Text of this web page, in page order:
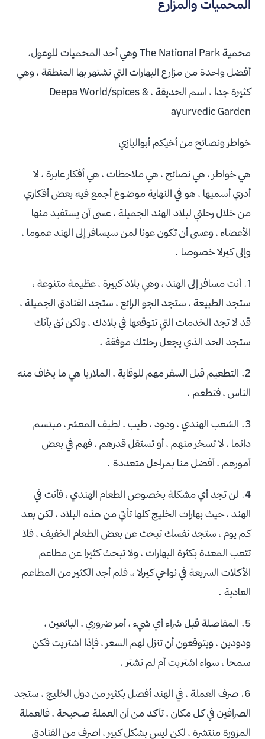
المحميات والمزارع
محمية The National Park وهي أحد المحميات للوعول.
أفضل واحدة من مزارع البهارات التي تشتهر بها المنطقة ، وهي
كثيرة جدا ، اسم الحديقة ، Deepa World/spices &
ayurvedic Garden
خواطر ونصائح من أخيكم أبواليازي
هي خواطر ، هي نصائح ، هي ملاحظات ، هي أفكار عابرة ، لا
أدري أسميها ، هو في النهاية موضوع أجمع فيه بعض أفكاري
من خلال رحلتي لبلاد الهند الجميلة ، عسى أن يستفيد منها
الأعضاء ، وعسى أن تكون عونا لمن سيسافر إلى الهند عموما ،
وإلى كيرلا خصوصا .
1. أنت مسافر إلى الهند ، وهي بلاد كبيرة ، عظيمة متنوعة ،
ستجد الطبيعة ، ستجد الجو الرائع ، ستجد الفنادق الجميلة ،
قد لا تجد الخدمات التي تتوقعها في بلادك ، ولكن ثق بأنك
ستجد الحد الذي يجعل رحلتك موفقة .
2. التطعيم قبل السفر مهم للوقاية ، الملاريا هي ما يخاف منه
الناس ، فتطعم .
3. الشعب الهندي ، ودود ، طيب ، لطيف المعشر ، مبتسم
دائما ، لا تسخر منهم ، أو تستقل قدرهم ، فهم في بعض
أمورهم ، أفضل منا بمراحل متعددة .
4. لن تجد أي مشكلة بخصوص الطعام الهندي ، فأنت في
الهند ، حيث بهارات الخليج كلها تأتي من هذه البلاد ، لكن بعد
كم يوم ، ستجد نفسك تبحث عن بعض الطعام الخفيف ، فلا
تتعب المعدة بكثرة البهارات ، ولا تبحث كثيرا عن مطاعم
الأكلات السريعة في نواحي كيرلا ،، فلم أجد الكثير من المطاعم
العادية .
5. المفاصلة قبل شراء أي شيء ، أمر ضروري ، البائعين ،
ودودين ، ويتوقعون أن تنزل لهم السعر ، فإذا اشتريت فكن
سمحا ، سواء اشتريت أم لم تشتر .
6. صرف العملة ، في الهند أفضل بكثير من دول الخليج ، ستجد
الصرافين في كل مكان ، تأكد من أن العملة صحيحة ، فالعملة
المزورة منتشرة ، لكن ليس بشكل كبير ، اصرف من الفنادق